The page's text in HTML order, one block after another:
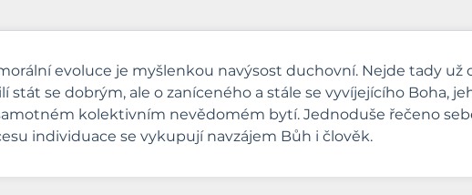
evoluce je myšlenkou navýsost duchovní. Nejde tady
stát se dobrým, ale o zaníceného a stále se vyvíjejícího Boha,
kolektivním nevědomém bytí. Jednoduše řečeno
individuace se vykupují navzájem Bůh i člověk.